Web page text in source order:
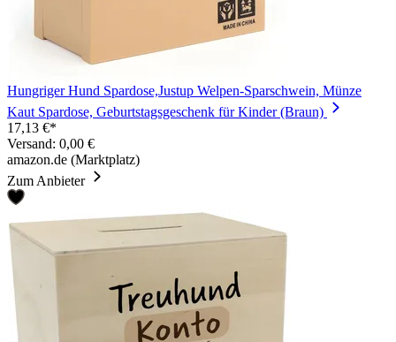
Hungriger Hund Spardose,Justup Welpen-Sparschwein, Münze
Kaut Spardose, Geburtstagsgeschenk für Kinder (Braun)
17,13 €*
Versand: 0,00 €
amazon.de (Marktplatz)
Zum Anbieter